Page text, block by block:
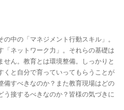
中の「マネジメント行動スキル」。
ネットワーク力」。それらの基礎は
ん。教育とは環境整備。しっかりと
くと自分で育っていってもらうことが
備すべきなのか？また教育現場はどの
う接するべきなのか？皆様の気づきに